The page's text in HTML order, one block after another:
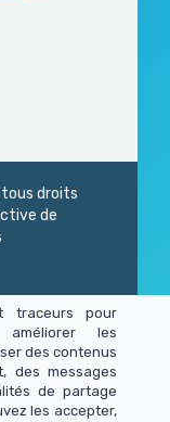
droits
de
traceurs pour
améliorer les
des contenus
des messages
de partage
les accepter,